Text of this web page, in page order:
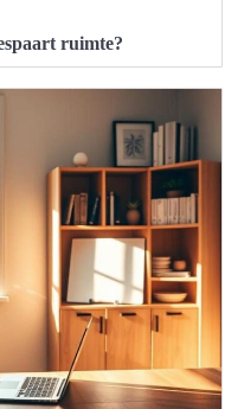
ruimte?